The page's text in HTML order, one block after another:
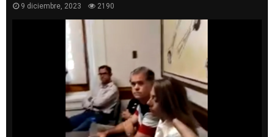
9 diciembre, 2023 2190